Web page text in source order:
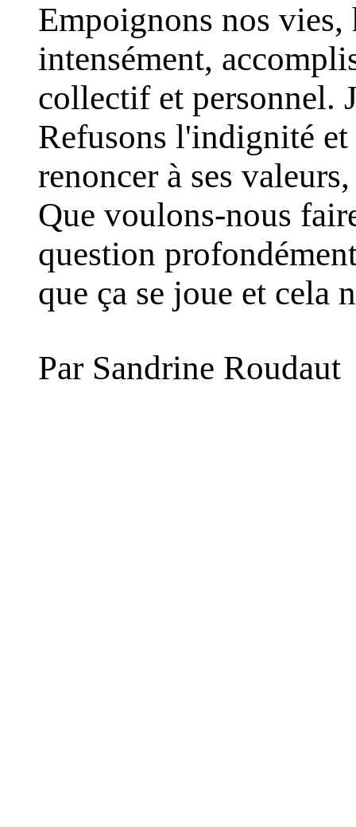
Empoignons nos
intensément,
collectif et personnel.
Refusons l'indignité
renoncer à ses
Que voulons-nous
question
que ça se joue et cela
Par Sandrine Roudaut